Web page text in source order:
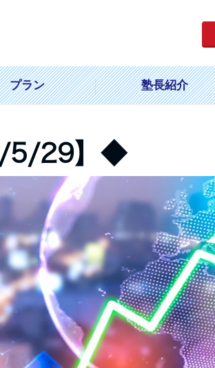
プラン 塾長紹介
5/29】◆